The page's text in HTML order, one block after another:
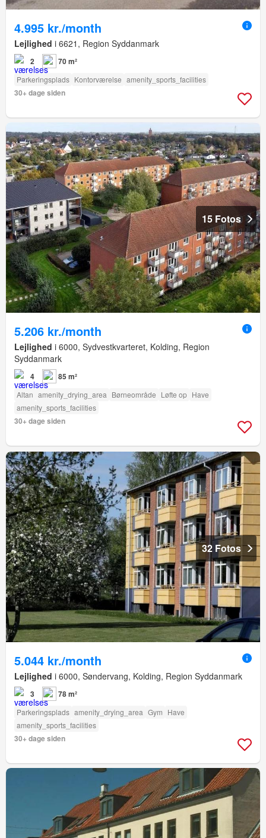
4.995 kr./month
Lejlighed i 6621, Region Syddanmark
2 70 m²
Parkeringsplads Kontorværelse amenity_sports_facilities
30+ dage siden
15 Fotos
5.206 kr./month
Lejlighed i 6000, Sydvestkvarteret, Kolding, Region
Syddanmark
4 85 m²
Altan amenity_drying_area Børneområde Løfte op Have
amenity_sports_facilities
30+ dage siden
32 Fotos
5.044 kr./month
Lejlighed i 6000, Søndervang, Kolding, Region Syddanmark
3 78 m²
Parkeringsplads amenity_drying_area Gym Have
amenity_sports_facilities
30+ dage siden